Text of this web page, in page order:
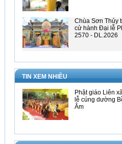
Chùa Sơn Thủy
cử hành Đại lễ
2570 - DL.2026
TIN XEM NHIỀU
Phật giáo Liên
lễ cúng dường
Âm